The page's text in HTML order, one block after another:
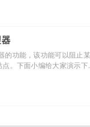
的功能，该功能可以阻止
。下面小编给大家演示下
入。...